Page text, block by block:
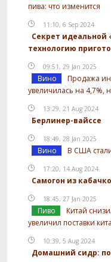
пива: что изменится
11:10, 6 Sep 2024
Секрет идеальной
технологию
09:51, 29 Jan 2025
Вино
Продажа
увеличилась на 4,7%,
13:29, 21 Aug 2024
Берлинер-вайссе
18:49, 28 Jan 2025
Вино В США
17:20, 14 Aug 2024
Самогон из
18:45, 27 Jan 2025
Пиво
Китай
увеличил поставки
10:39, 5 Aug 2024
Домашний сидр: